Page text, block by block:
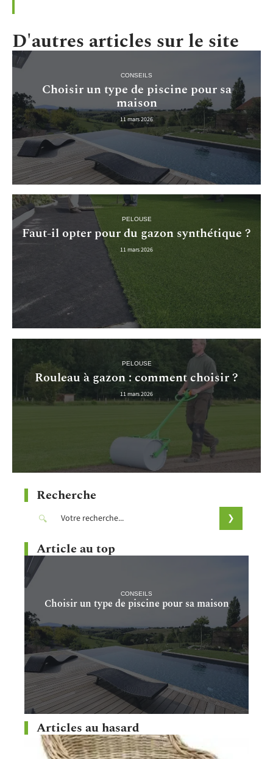
D'autres articles sur le site
CONSEILS
Choisir un type de piscine pour sa
maison
11 mars 2026
PELOUSE
Faut-il opter pour du gazon synthétique ?
11 mars 2026
PELOUSE
Rouleau à gazon : comment choisir ?
11 mars 2026
Recherche
Article au top
CONSEILS
Choisir un type de piscine pour sa maison
Articles au hasard